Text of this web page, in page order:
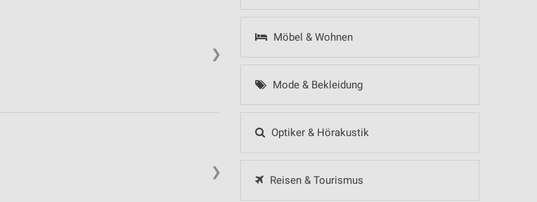
Möbel & Wohnen
Mode & Bekleidung
Optiker & Hörakustik
Reisen & Tourismus
❯
❯